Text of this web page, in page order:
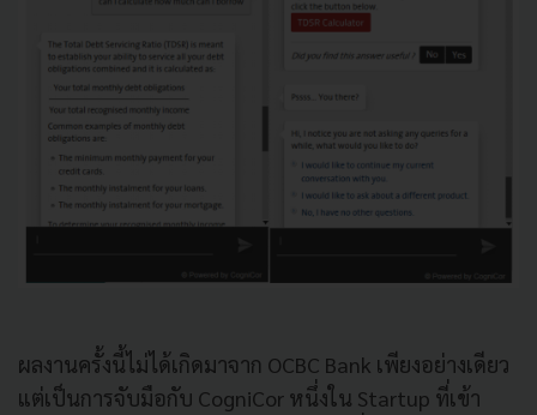
ผลงานครั้งนี้ไม่ได้เกิดมาจาก OCBC Bank เพียงอย่างเดียว
แต่เป็นการจับมือกับ CogniCor หนึ่งใน Startup ที่เข้า